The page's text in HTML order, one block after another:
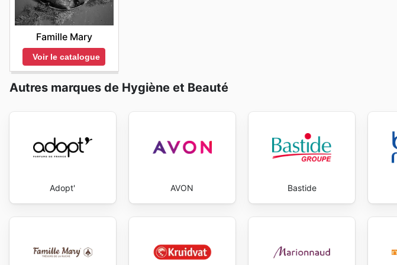
Famille Mary
Voir le catalogue
Autres marques de Hygiène et Beauté
Adopt' AVON Bastide